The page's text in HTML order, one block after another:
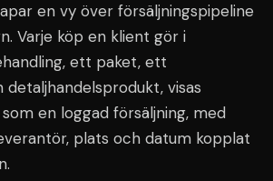
en vy över försäljningspipeline
Varje köp en klient gör i
ett paket, ett
detaljhandelsprodukt, visas
en loggad försäljning, med
plats och datum kopplat